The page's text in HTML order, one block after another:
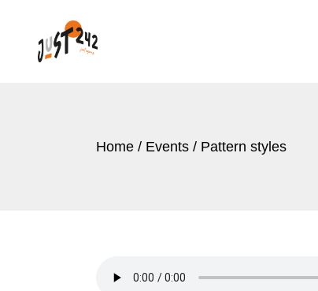
Home Events Pattern styles